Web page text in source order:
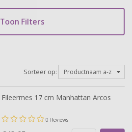
Toon Filters
Sorteer op: Productnaam a-z
Fileermes 17 cm Manhattan Arcos
0 Reviews